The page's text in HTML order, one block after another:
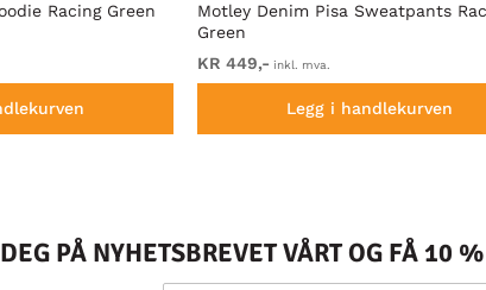
Racing Green
Motley Denim Pisa Sweatpants
Green
KR 449,- inkl. mva.
Legg i handlekurven
PÅ NYHETSBREVET VÅRT OG FÅ 10